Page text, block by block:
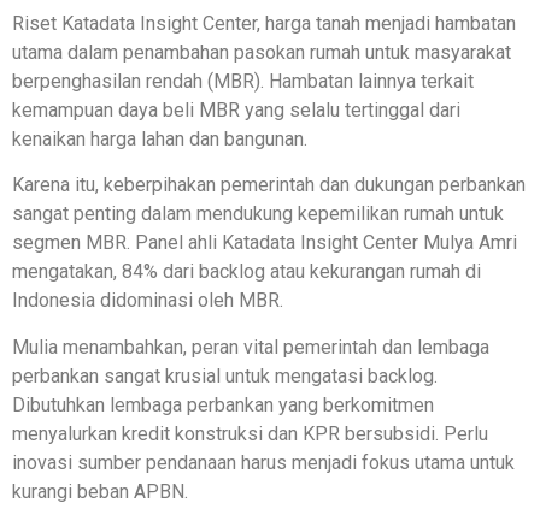
Riset Katadata Insight Center, harga tanah menjadi hambatan
utama dalam penambahan pasokan rumah untuk masyarakat
berpenghasilan rendah (MBR). Hambatan lainnya terkait
kemampuan daya beli MBR yang selalu tertinggal dari
kenaikan harga lahan dan bangunan.
Karena itu, keberpihakan pemerintah dan dukungan perbankan
sangat penting dalam mendukung kepemilikan rumah untuk
segmen MBR. Panel ahli Katadata Insight Center Mulya Amri
mengatakan, 84% dari backlog atau kekurangan rumah di
Indonesia didominasi oleh MBR.
Mulia menambahkan, peran vital pemerintah dan lembaga
perbankan sangat krusial untuk mengatasi backlog.
Dibutuhkan lembaga perbankan yang berkomitmen
menyalurkan kredit konstruksi dan KPR bersubsidi. Perlu
inovasi sumber pendanaan harus menjadi fokus utama untuk
kurangi beban APBN.